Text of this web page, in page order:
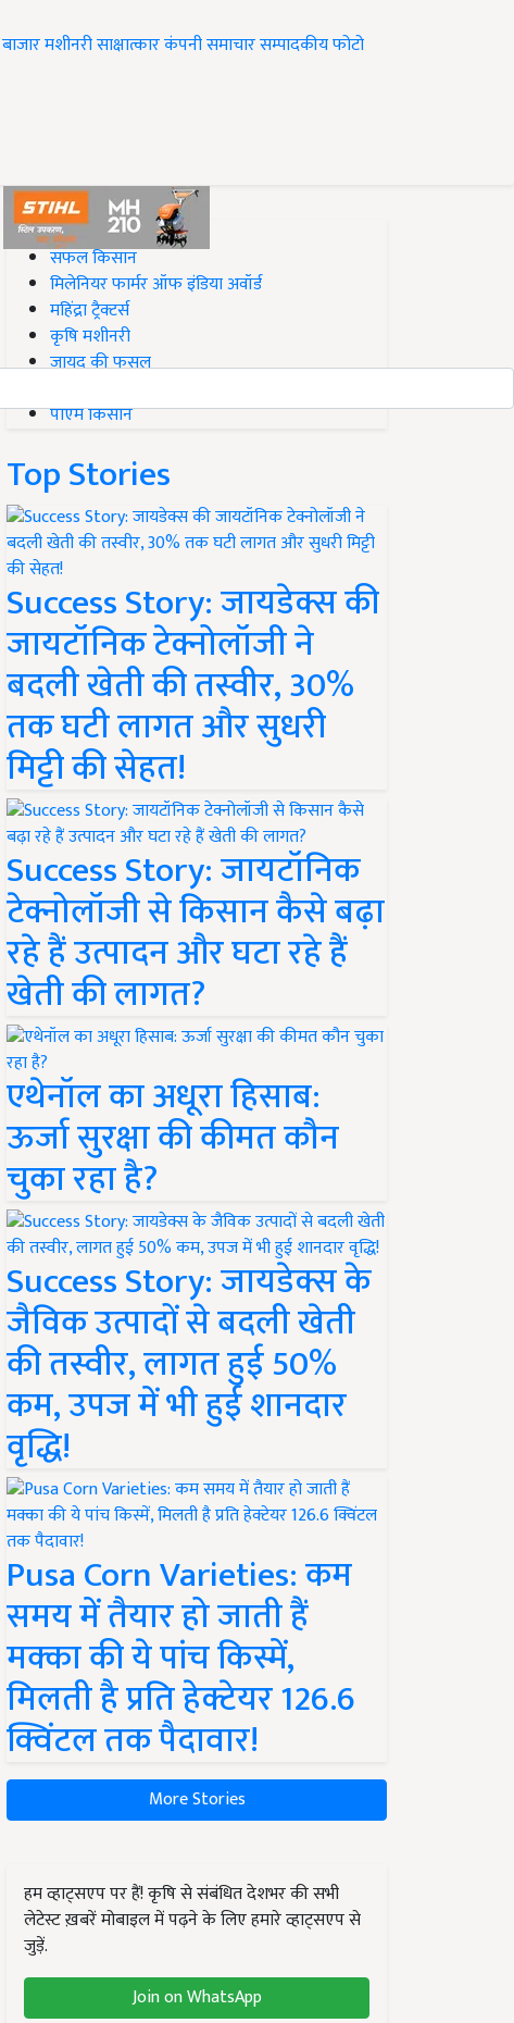
बाजारमशीनरीसाक्षात्कारकंपनी समाचारसम्पादकीयफोटो
#Top on Krishi Jagran
सफल किसान
मिलेनियर फार्मर ऑफ इंडिया अवॉर्ड
महिंद्रा ट्रैक्टर्स
कृषि मशीनरी
जायद की फसल
पीएम किसान
Top Stories
Success Story: जायडेक्स की
जायटॉनिक टेक्नोलॉजी ने
बदली खेती की तस्वीर, 30%
तक घटी लागत और सुधरी
मिट्टी की सेहत!
Success Story: जायटॉनिक
टेक्नोलॉजी से किसान कैसे बढ़ा
रहे हैं उत्पादन और घटा रहे हैं
खेती की लागत?
एथेनॉल का अधूरा हिसाब:
ऊर्जा सुरक्षा की कीमत कौन
चुका रहा है?
Success Story: जायडेक्स के
जैविक उत्पादों से बदली खेती
की तस्वीर, लागत हुई 50%
कम, उपज में भी हुई शानदार
वृद्धि!
Pusa Corn Varieties: कम
समय में तैयार हो जाती हैं
मक्का की ये पांच किस्में,
मिलती है प्रति हेक्टेयर 126.6
क्विंटल तक पैदावार!
More Stories
हम व्हाट्सएप पर हैं! कृषि से संबंधित देशभर की सभी
लेटेस्ट ख़बरें मोबाइल में पढ़ने के लिए हमारे व्हाट्सएप से
जुड़ें.
Join on WhatsApp